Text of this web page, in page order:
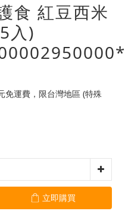
食 紅豆西米
入)
免運費，限台灣地區 (特殊
立即購買